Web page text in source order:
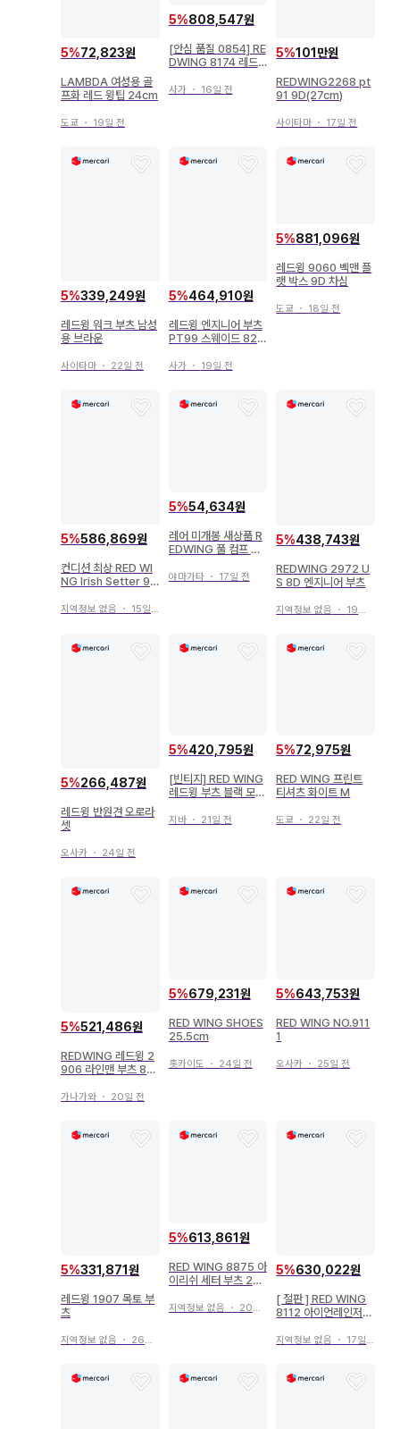
5%72,823원
LAMBDA 여성용 골
프화 레드 윙팁 24cm
도쿄 ・ 19일 전
5%808,547원
[안심 품질 0854] RE
DWING 8174 레드
즈
사가・ 16일 전
5%101만원
REDWING2268 pt
91 9D(27cm)
사이타마 ・ 17일 전
5%339,249원
레드윙 워크 부츠 남성
용 브라운
사이타마 ・ 22일 전
5%464,910원
레드윙 엔지니어 부츠
PT99 스웨이드 826
사가・ 19일 전
5%881,096원
레드윙 9060 벡맨 플
랫 박스 9D 차심
도쿄 ・ 18일 전
5%586,869원
컨디션 최상 RED WI
NG Irish Setter 98
지역정보 없음 ・ 15일 전
5%54,634원
레어 미개봉 새상품 R
EDWING 풀 컴프 가
야마가타・ 17일 전
5%438,743원
REDWING 2972 U
S 8D 엔지니어 부츠
지역정보 없음 ・ 19일 전
5%266,487원
레드윙 반원견 오로라
셋
오사카 ・ 24일 전
5%420,795원
[빈티지] RED WING
레드윙 부츠 블랙 모크
지바・ 21일 전
5%72,975원
RED WING 프린트
티셔츠 화이트 M
도쿄 ・ 22일 전
5%521,486원
REDWING 레드윙 2
906 라인맨 부츠 8D
가나가와 ・ 20일 전
5%679,231원
RED WING SHOES
25.5cm
홋카이도 ・ 24일 전
5%643,753원
RED WING NO.911
1
오사카 ・ 25일 전
5%331,871원
레드윙 1907 목토 부
츠
지역정보 없음 ・ 26일 전
5%613,861원
RED WING 8875 아
이리쉬 세터 부츠 26c
지역정보 없음 ・ 20일 전
5%630,022원
[ 절판 ] RED WING
8112 아이언레인저
지역정보 없음 ・ 17일 전